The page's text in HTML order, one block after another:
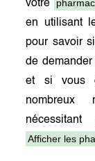
votre
en utilisant
pour savoir
de
et si vous
nombreux
Afficher les